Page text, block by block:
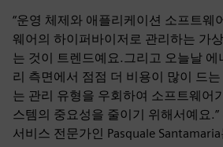
“운영 체제와 애플리케이션 소프트웨
웨어의 하이퍼바이저로 관리하는 가
는 것이 트렌드예요.그리고 오늘날
리 측면에서 점점 더 비용이 많이 드
는 관리 유형을 우회하여 소프트웨어
스템의 중요성을 줄이기 위해서예요.”
서비스 전문가인 Pasquale